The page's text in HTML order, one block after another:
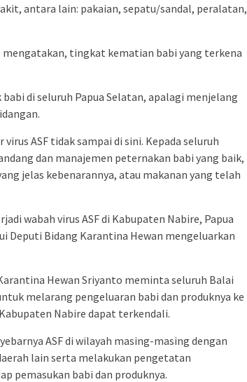
antara lain: pakaian, sepatu/sandal, peralatan,
mengatakan, tingkat kematian babi yang terkena
di seluruh Papua Selatan, apalagi menjelang
ASF tidak sampai di sini. Kepada seluruh
dan manajemen peternakan babi yang baik,
jelas kebenarannya, atau makanan yang telah
wabah virus ASF di Kabupaten Nabire, Papua
Deputi Bidang Karantina Hewan mengeluarkan
Hewan Sriyanto meminta seluruh Balai
melarang pengeluaran babi dan produknya ke
Nabire dapat terkendali.
ASF di wilayah masing-masing dengan
lain serta melakukan pengetatan
pemasukan babi dan produknya.